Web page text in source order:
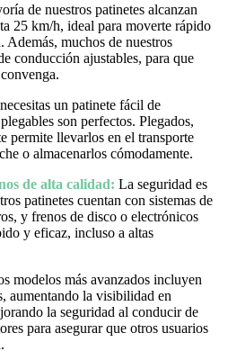
de nuestros patinetes alcanzan
25 km/h, ideal para moverte rápido
Además, muchos de nuestros
conducción ajustables, para que
un patinete fácil de
son perfectos. Plegados,
permite llevarlos en el transporte
o almacenarlos cómodamente.
de alta calidad: La seguridad es
patinetes cuentan con sistemas de
y frenos de disco o electrónicos
y eficaz, incluso a altas
modelos más avanzados incluyen
aumentando la visibilidad en
la seguridad al conducir de
para asegurar que otros usuarios